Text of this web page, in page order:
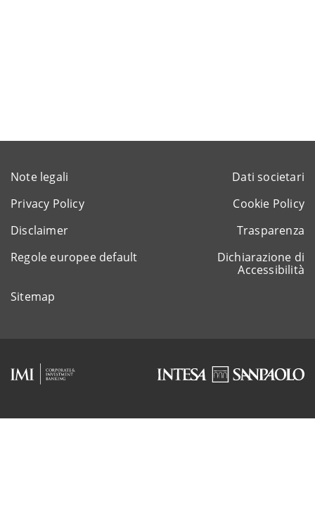
Note legali
Dati societari
Privacy Policy
Cookie Policy
Disclaimer
Trasparenza
Regole europee default
Dichiarazione di
Accessibilità
Sitemap